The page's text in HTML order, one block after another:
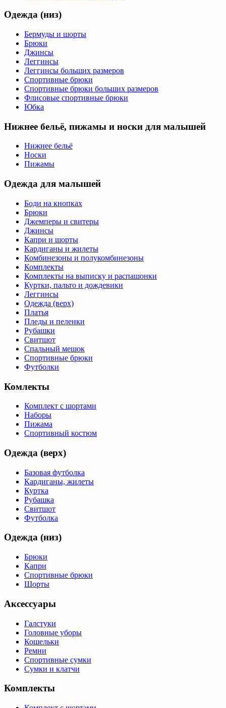
Одежда (низ)
Бермуды и шорты
Брюки
Джинсы
Леггинсы
Леггинсы больших размеров
Спортивные брюки
Спортивные брюки больших размеров
Флисовые спортивные брюки
Юбка
Нижнее бельё, пижамы и носки для малышей
Нижнее бельё
Носки
Пижамы
Одежда для малышей
Боди на кнопках
Брюки
Джемперы и свитеры
Джинсы
Капри и шорты
Кардиганы и жилеты
Комбинезоны и полукомбинезоны
Комплекты
Комплекты на выписку и распашонки
Куртки, пальто и дождевики
Леггинсы
Одежда (верх)
Платья
Пледы и пеленки
Рубашки
Свитшот
Спальный мешок
Спортивные брюки
Футболки
Комлекты
Комплект с шортами
Наборы
Пижама
Спортивный костюм
Одежда (верх)
Базовая футболка
Кардиганы, жилеты
Куртка
Рубашка
Свитшот
Футболка
Одежда (низ)
Брюки
Капри
Спортивные брюки
Шорты
Аксессуары
Галстуки
Головные уборы
Кошельки
Ремни
Спортивные сумки
Сумки и клатчи
Комплекты